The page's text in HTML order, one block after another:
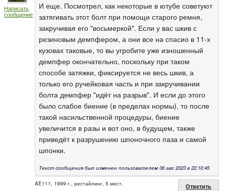
Написать
сообщение
И еще. Посмотрел, как некоторые в ютубе советуют
затягивать этот болт при помощи старого ремня,
закручивая его "восьмеркой". Если у вас шкив с
резиновым демпфером, а они все на спасио в 11-х
кузовах таковые, то вы угробите уже изношенный
демпфер окончательно, поскольку при таком
способе затяжки, фиксируется не весь шкив, а
только его ручейковая часть и при закручивании
болта демпфер "идёт на разрыв". И если до этого
было слабое биение (в пределах нормы), то после
такой насильственной процедуры, биение
увеличится в разы и вот оно, в будущем, также
приведёт к разрушению шпоночного паза и самой
шпонки.
Текст сообщения был изменен пользователем 06 авг 2023 в 22:10:45
AE111, 1999 г., рестайлинг, 5 мест. Ответить